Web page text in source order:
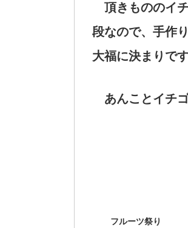
頂きもののイ
段なので、手作
大福に決まりで
あんことイチ
フルーツ祭り